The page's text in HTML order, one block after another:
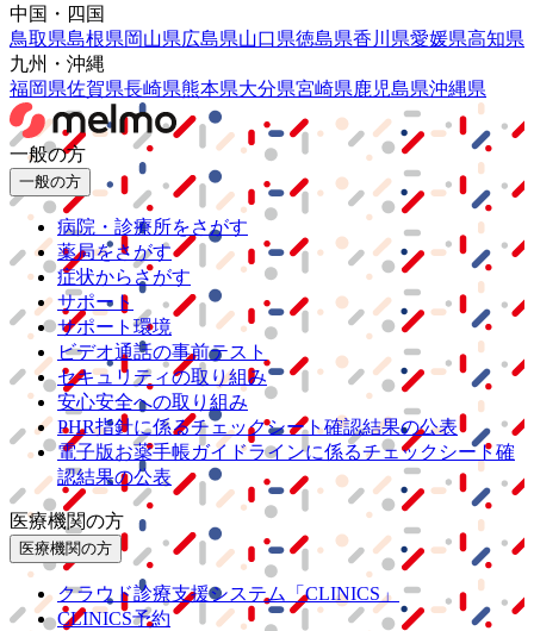
中国・四国
鳥取県島根県岡山県広島県山口県徳島県香川県愛媛県高知県
九州・沖縄
福岡県佐賀県長崎県熊本県大分県宮崎県鹿児島県沖縄県
一般の方
一般の方
病院・診療所をさがす
薬局をさがす
症状からさがす
サポート
サポート環境
ビデオ通話の事前テスト
セキュリティの取り組み
安心安全への取り組み
PHR指針に係るチェックシート確認結果の公表
電子版お薬手帳ガイドラインに係るチェックシート確
認結果の公表
医療機関の方
医療機関の方
クラウド診療支援システム
「CLINICS」
CLINICS予約